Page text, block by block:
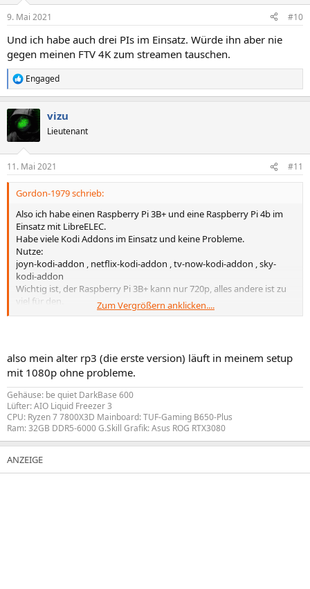
e
:
9. Mai 2021 #10
Und ich habe auch drei PIs im Einsatz. Würde ihn aber nie
gegen meinen FTV 4K zum streamen tauschen.
R
e
k
i
e
n
Engaged
vizu
Lieutenant
11. Mai 2021 #11
Gordon-1979 schrieb:
Also ich habe einen Raspberry Pi 3B+ und eine Raspberry Pi 4b im
Einsatz mit LibreELEC.
Habe viele Kodi Addons im Einsatz und keine Probleme.
Nutze:
joyn-kodi-addon , netflix-kodi-addon , tv-now-kodi-addon , sky-
kodi-addon
Wichtig ist, der Raspberry Pi 3B+ kann nur 720p, alles andere ist zu
viel für den.
Dabei ist man von der Software und vielen Funktionen unabhängig.
Zum Vergrößern anklicken....
also mein alter rp3 (die erste version) läuft in meinem setup
mit 1080p ohne probleme.
Gehäuse: be quiet DarkBase 600
Lüfter: AIO Liquid Freezer 3
CPU: Ryzen 7 7800X3D Mainboard: TUF-Gaming B650-Plus
Ram: 32GB DDR5-6000 G.Skill Grafik: Asus ROG RTX3080